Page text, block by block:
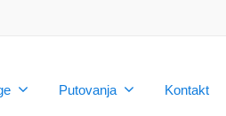
Putovanja Kontakt